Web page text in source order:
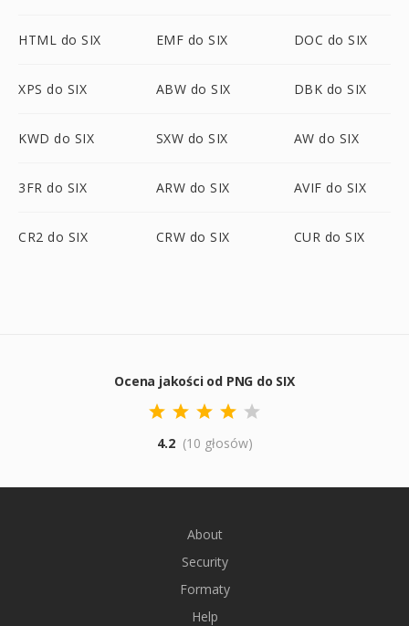
HTML do SIX EMF do SIX DOC do SIX
XPS do SIX ABW do SIX DBK do SIX
KWD do SIX SXW do SIX AW do SIX
3FR do SIX ARW do SIX AVIF do SIX
CR2 do SIX CRW do SIX CUR do SIX
Ocena jakości od PNG do SIX
4.2 (10 głosów)
About
Security
Formaty
Help